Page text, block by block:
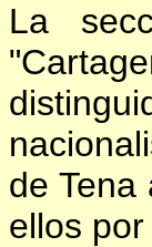
La
de
ellos